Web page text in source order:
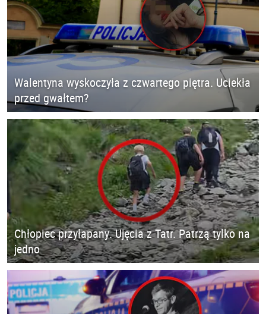
Walentyna wyskoczyła z czwartego piętra. Uciekła
przed gwałtem?
Chłopiec przyłapany. Ujęcia z Tatr. Patrzą tylko na
jedno